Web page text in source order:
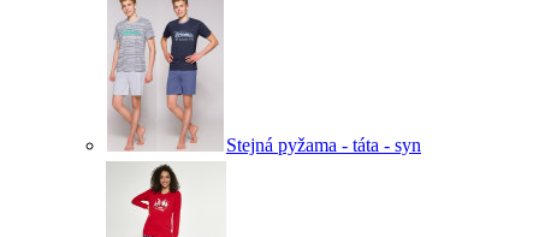
Stejná pyžama - táta - syn